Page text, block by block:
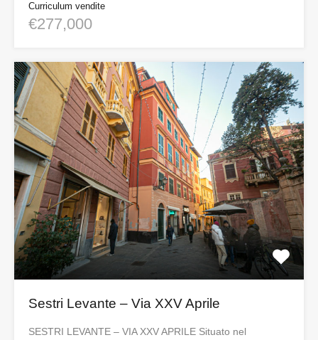
Curriculum vendite
€277,000
Sestri Levante – Via XXV Aprile
SESTRI LEVANTE – VIA XXV APRILE Situato nel